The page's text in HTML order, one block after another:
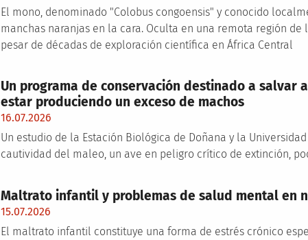
El mono, denominado "Colobus congoensis" y conocido
manchas naranjas en la cara. Oculta en una remota región
pesar de décadas de exploración científica en África Central
Un programa de conservación destinado a salvar
estar produciendo un exceso de machos
16.07.2026
Un estudio de la Estación Biológica de Doñana y la
cautividad del maleo, un ave en peligro crítico de extinción,
Maltrato infantil y problemas de salud mental en
15.07.2026
El maltrato infantil constituye una forma de estrés crónico